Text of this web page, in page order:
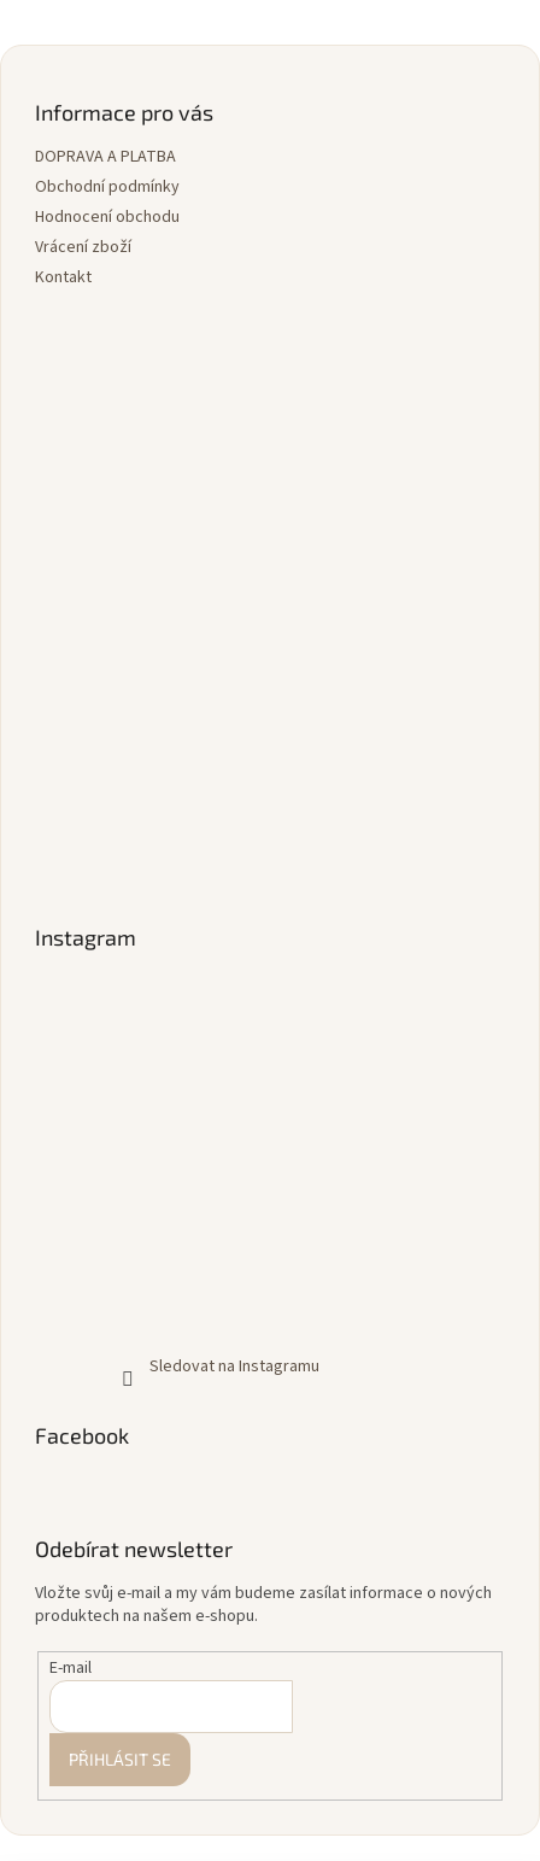
Z
Informace pro vás
DOPRAVA A PLATBA
Obchodní podmínky
Hodnocení obchodu
Vrácení zboží
Kontakt
Instagram
Sledovat na Instagramu
Facebook
Odebírat newsletter
Vložte svůj e-mail a my vám budeme zasílat informace o nových
produktech na našem e-shopu.
E-mail
PŘIHLÁSIT SE